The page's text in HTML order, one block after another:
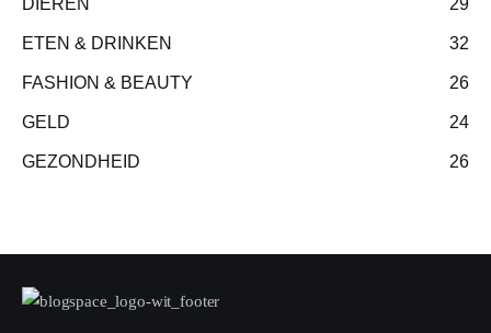
DIEREN 29
ETEN & DRINKEN 32
FASHION & BEAUTY 26
GELD 24
GEZONDHEID 26